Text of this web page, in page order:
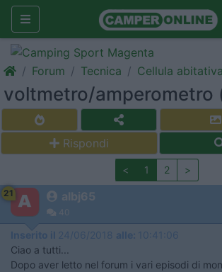
Forum Tecnica Cellula abitativa
voltmetro/amperometro
Rispondi
< 1 2 >
21 albj65
40
Inserito il 24/06/2018 alle: 10:41:06
Ciao a tutti...
Dopo aver letto nel forum i vari episodi di